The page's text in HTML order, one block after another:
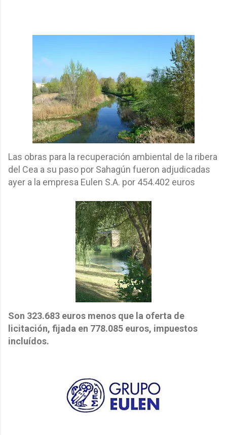
Las obras para la recuperación ambiental de la ribera
del Cea a su paso por Sahagún fueron adjudicadas
ayer a la empresa Eulen S.A. por 454.402 euros
Son 323.683 euros menos que la oferta de
licitación, fijada en 778.085 euros, impuestos
incluídos.